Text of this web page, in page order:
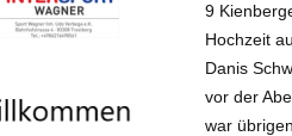
9
Hochzeit
Danis
vor der
war